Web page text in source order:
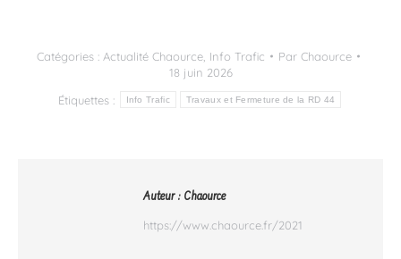
Catégories : Actualité Chaource, Info Trafic Par Chaource
18 juin 2026
Étiquettes :
Info Trafic Travaux et Fermeture de la RD 44
Auteur : Chaource
https://www.chaource.fr/2021